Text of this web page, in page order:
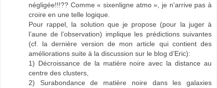
négligée!!!?? Comme « sixenligne atmo », je n'arrive pas à
croire en une telle logique.
Pour rappel, la solution que je propose (pour la juger à
l’aune de l’observation) implique les prédictions suivantes
(cf. la dernière version de mon article qui contient des
améliorations suite à la discussion sur le blog d’Eric):
1) Décroissance de la matière noire avec la distance au
centre des clusters,
2) Surabondance de matière noire dans les galaxies